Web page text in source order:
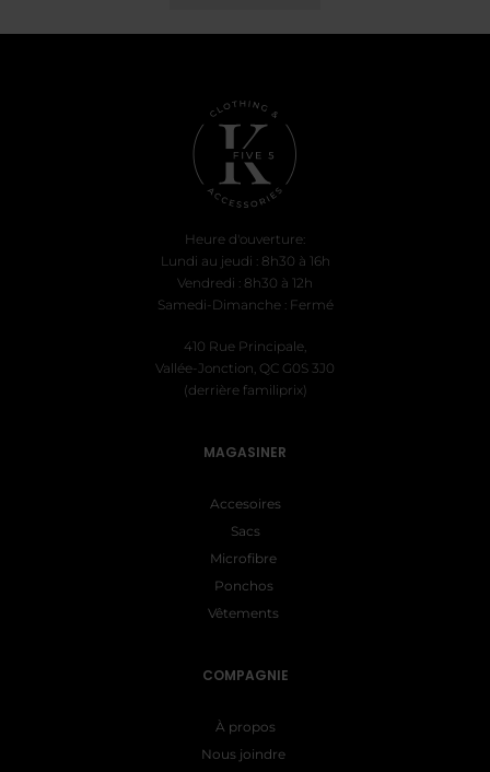
Heure d'ouverture:
Lundi au jeudi : 8h30 à 16h
Vendredi : 8h30 à 12h
Samedi-Dimanche : Fermé
410 Rue Principale,
Vallée-Jonction, QC G0S 3J0
(derrière familiprix)
MAGASINER
Accesoires
Sacs
Microfibre
Ponchos
Vêtements
COMPAGNIE
À propos
Nous joindre